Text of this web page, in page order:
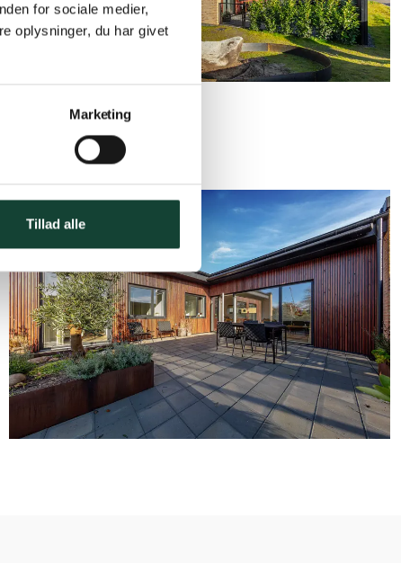
for sociale medier,
oplysninger, du har givet
Marketing
Tillad alle